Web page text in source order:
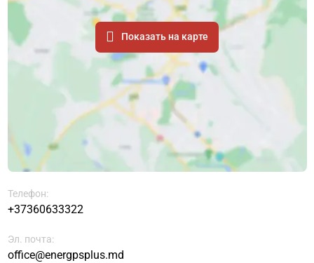
Показать на карте
Телефон:
+37360633322
Эл. почта:
office@energpsplus.md